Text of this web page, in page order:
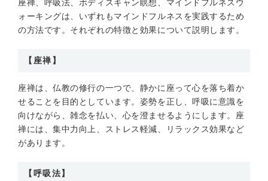
座禅、呼吸法、ボディスキャン瞑想、マインドフルネスウ
ォーキングは、いずれもマインドフルネスを実践するため
の方法です。それぞれの特徴と効果について説明します。
【座禅】
座禅は、仏教の修行の一つで、静かに座って心を落ち着か
せることを目的としています。姿勢を正し、呼吸に意識を
向けながら、雑念を払い、心を澄ませるようにします。座
禅には、集中力向上、ストレス軽減、リラックス効果など
があります。
【呼吸法】